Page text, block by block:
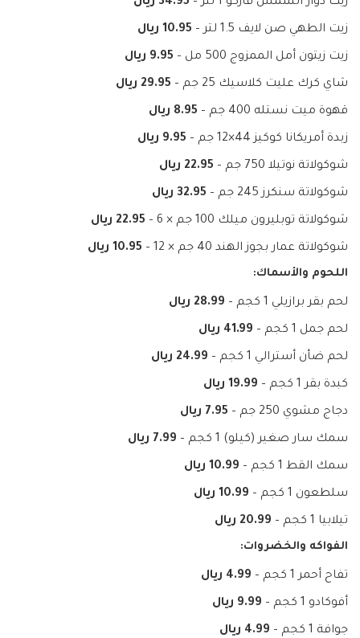
زيت الطهي صن لايف 1.5 لتر – 10.95 ريال
زيت زيتون أمل الممزوج 500 مل – 9.95 ريال
شاي كرك عليت كلاسيك 25 جم – 29.95 ريال
قهوة ميت نستله 400 جم – 8.95 ريال
زبدة أمريكانا كوكيز 44×12 جم – 9.95 ريال
شوكولاتة نوتيلا 750 جم – 22.95 ريال
شوكولاتة سنكرز 245 جم – 32.95 ريال
شوكولاتة توبليرون ميلك 100 جم × 6 – 22.95 ريال
شوكولاتة عمار بجوز الهند 40 جم × 12 – 10.95 ريال
اللحوم والأسماك:
لحم بقر برازيلي 1 كجم – 28.99 ريال
لحم جمل 1 كجم – 41.99 ريال
لحم ضأن أسترالي 1 كجم – 24.99 ريال
كبدة بقر 1 كجم – 19.99 ريال
دجاج مشوي 250 جم – 7.95 ريال
سمك سار صغير (كيلو) 1 كجم – 7.99 ريال
سمك القط 1 كجم – 10.99 ريال
سلطعون 1 كجم – 10.99 ريال
تيلابيا 1 كجم – 20.99 ريال
الفواكه والخضروات:
تفاح أحمر 1 كجم – 4.99 ريال
أفوكادو 1 كجم – 9.99 ريال
جوافة 1 كجم – 4.99 ريال